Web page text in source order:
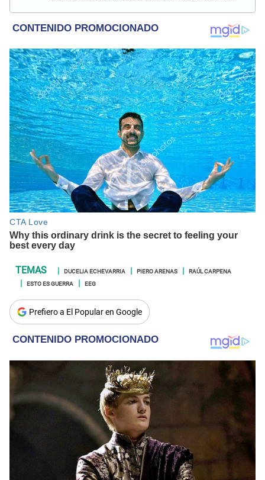
series, películas, la literatura y el Hallyu (K-pop, K-dramas,
comida asiática y de más).
DUCELIA ECHEVARRIA PIERO ARENAS
RAÚL CARPENA
ESTO ES GUERRA
EEG
Prefiero a El Popular en Google